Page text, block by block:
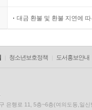
대금 환불 및 환불 지연에
청소년보호정책 도서홍보안내
은행로 11, 5층~6층(여의도동,일신